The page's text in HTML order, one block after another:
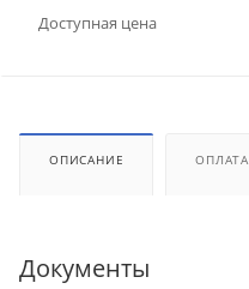
Доступная цена
ОПИСАНИЕ ОПЛАТА
Документы